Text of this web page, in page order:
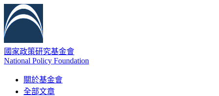
國家政策研究基金會
National Policy Foundation
關於基金會
全部文章